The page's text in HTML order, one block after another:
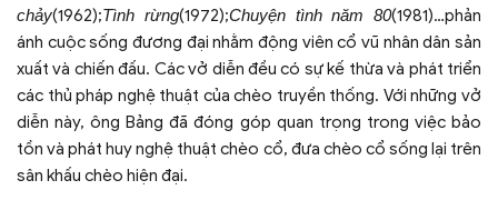
chảy(1962);Tình rừng(1972);Chuyện tình năm 80(1981)…phản
ánh cuộc sống đương đại nhằm động viên cổ vũ nhân dân sản
xuất và chiến đấu. Các vở diễn đều có sự kế thừa và phát triển
các thủ pháp nghệ thuật của chèo truyền thống. Với những vở
diễn này, ông Bảng đã đóng góp quan trọng trong việc bảo
tồn và phát huy nghệ thuật chèo cổ, đưa chèo cổ sống lại trên
sân khấu chèo hiện đại.